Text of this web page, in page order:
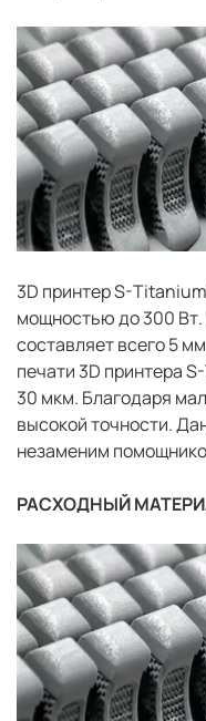
3D принтер S-
мощностью до 300
составляет всего 5
печати 3D принтера
30 мкм. Благодаря
высокой точности.
незаменим
РАСХОДНЫЙ